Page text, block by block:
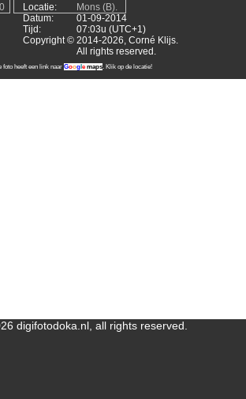
Locatie:
Datum:
Tijd:
Copyright ©
Mons (B).
01-09-2014
07:03u (UTC+1)
2014-2026, Corné Klijs.
All rights reserved.
foto heeft een link naar Googlemaps. Klik op de locatie!
digifotodoka.nl, all rights reserved.